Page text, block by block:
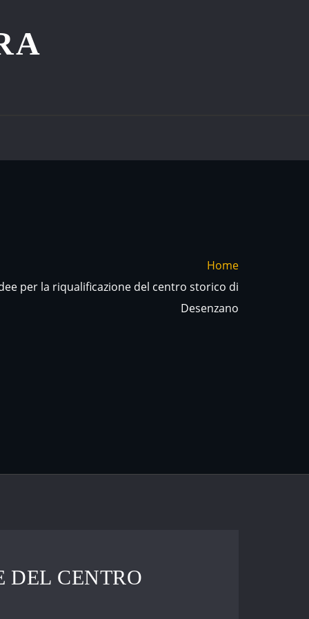
Home
per la riqualificazione del centro storico di
Desenzano
DEL CENTRO